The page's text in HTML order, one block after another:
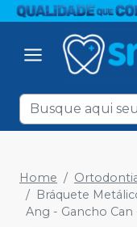
Home
Bráquete
Ang - Gancho Can